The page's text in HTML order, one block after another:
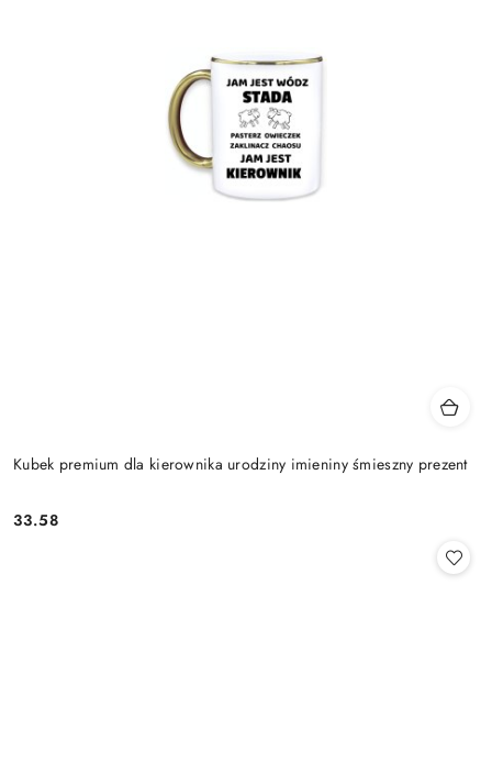
Kubek premium dla kierownika urodziny imieniny śmieszny prezent
Cena:
33.58